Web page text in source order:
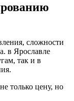
сложности
в Ярославле
так и в
только цену, но